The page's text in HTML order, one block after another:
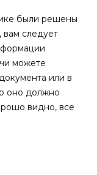
были решены
вам следует
можете
или в
оно должно
видно, все